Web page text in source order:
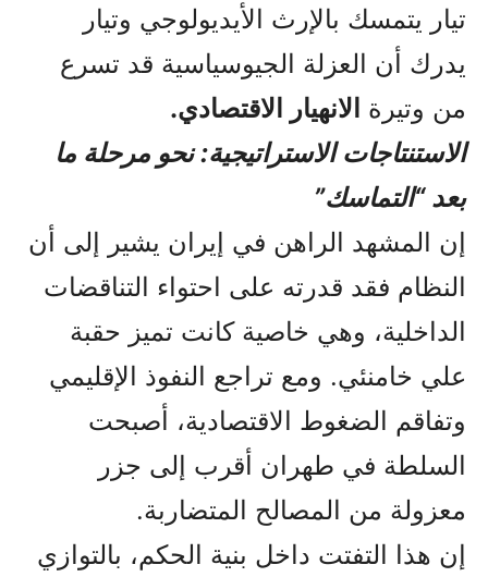
تيار يتمسك بالإرث الأيديولوجي وتيار
يدرك أن العزلة الجيوسياسية قد تسرع
من وتيرة الانهيار الاقتصادي.
الاستنتاجات الاستراتيجية: نحو مرحلة ما
بعد “التماسك”
إن المشهد الراهن في إيران يشير إلى أن
النظام فقد قدرته على احتواء التناقضات
الداخلية، وهي خاصية كانت تميز حقبة
علي خامنئي. ومع تراجع النفوذ الإقليمي
وتفاقم الضغوط الاقتصادية، أصبحت
السلطة في طهران أقرب إلى جزر
معزولة من المصالح المتضاربة.
إن هذا التفتت داخل بنية الحكم، بالتوازي